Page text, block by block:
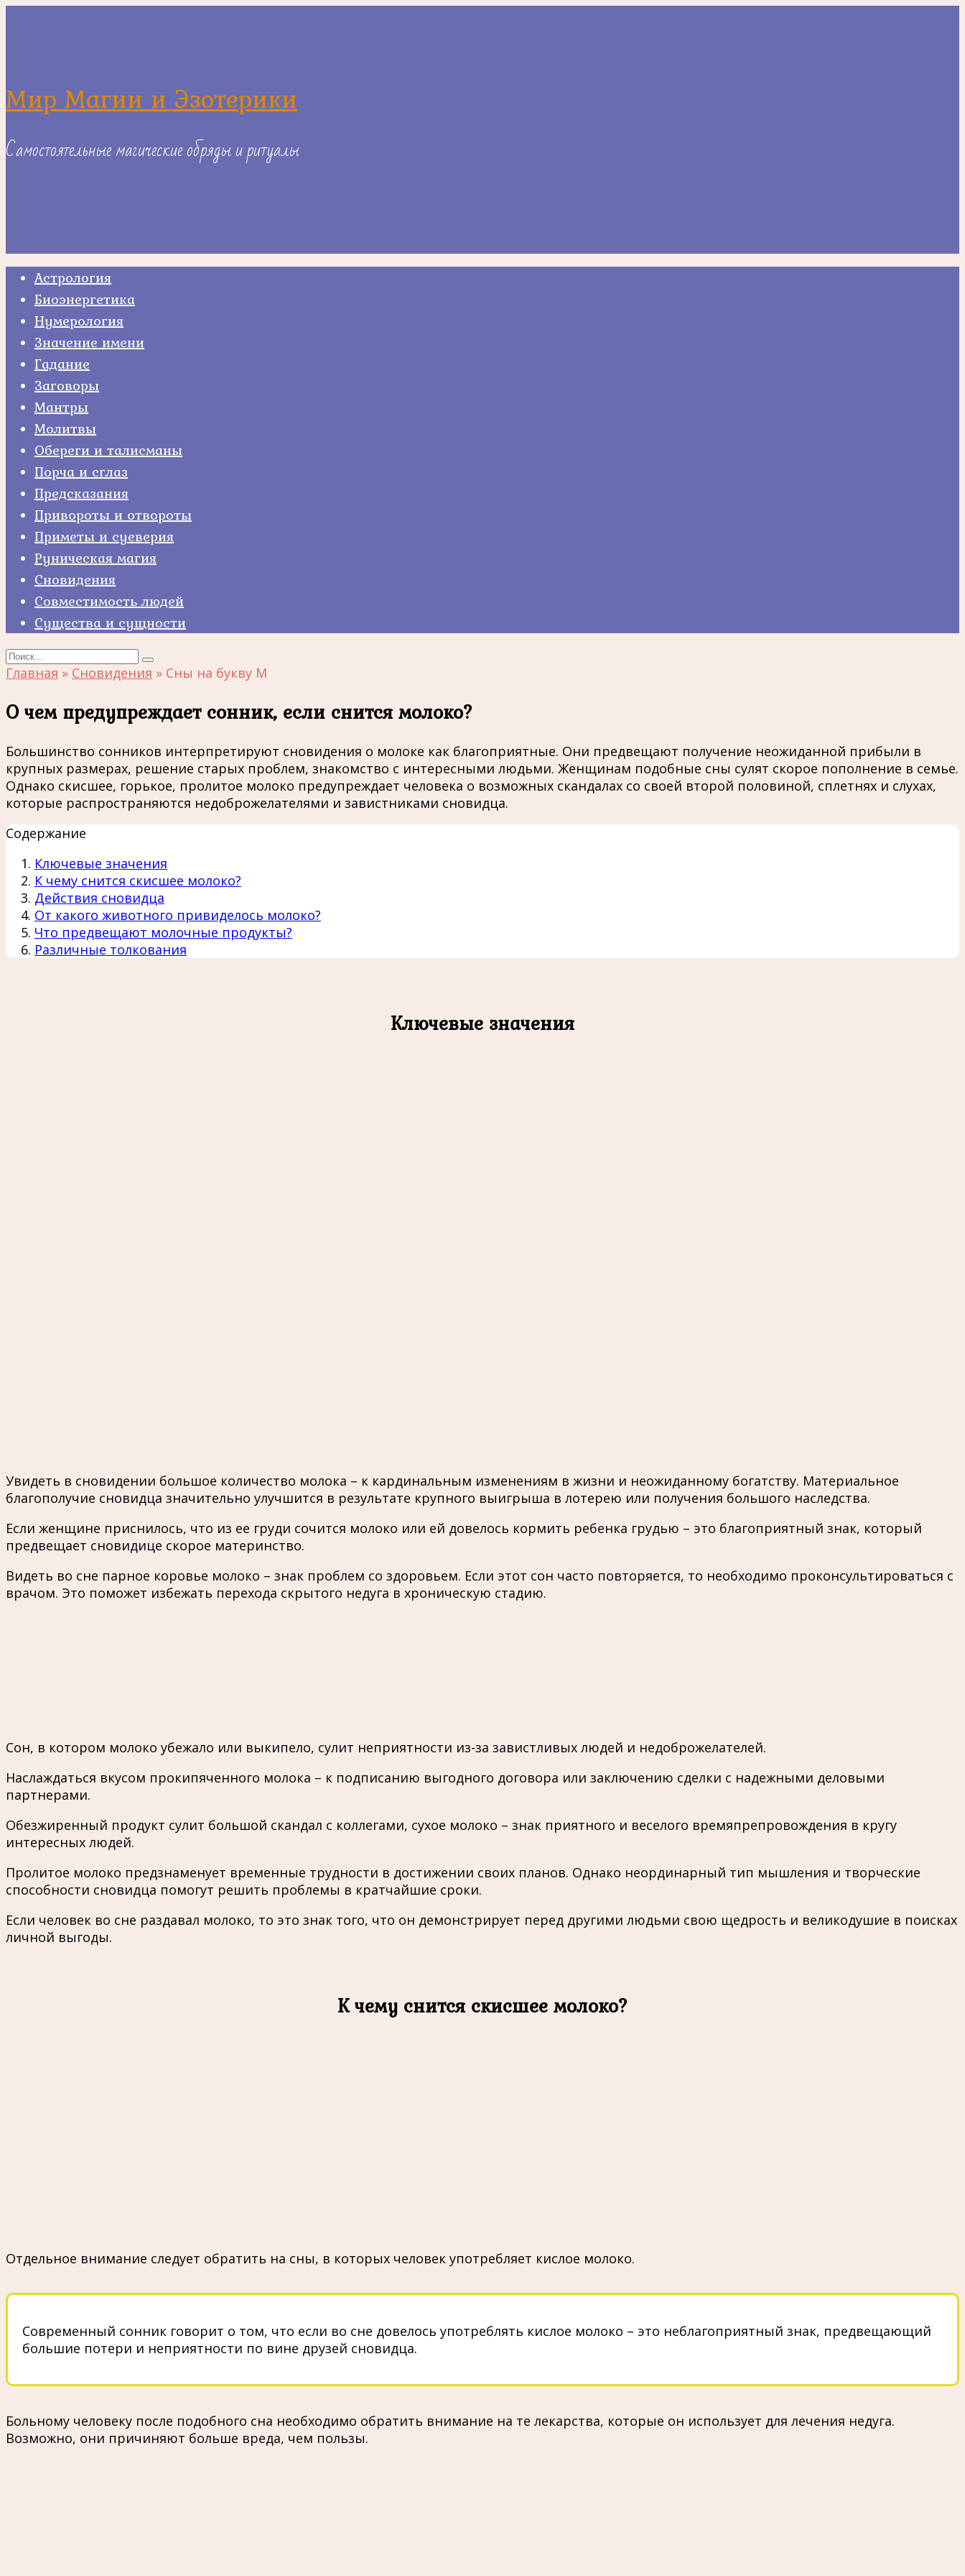
Мир Магии и Эзотерики
Самостоятельные магические обряды и ритуалы
Астрология
Биоэнергетика
Нумерология
Значение имени
Гадание
Заговоры
Мантры
Молитвы
Обереги и талисманы
Порча и сглаз
Предсказания
Привороты и отвороты
Приметы и суеверия
Руническая магия
Сновидения
Совместимость людей
Существа и сущности
Search
for:
Главная » Сновидения » Сны на букву М
О чем предупреждает сонник, если снится молоко?
Большинство сонников интерпретируют сновидения о молоке как благоприятные. Они предвещают получение неожиданной прибыли в
крупных размерах, решение старых проблем, знакомство с интересными людьми. Женщинам подобные сны сулят скорое пополнение в семье.
Однако скисшее, горькое, пролитое молоко предупреждает человека о возможных скандалах со своей второй половиной, сплетнях и слухах,
которые распространяются недоброжелателями и завистниками сновидца.
Содержание
Ключевые значения
К чему снится скисшее молоко?
Действия сновидца
От какого животного привиделось молоко?
Что предвещают молочные продукты?
Различные толкования
Ключевые значения
Увидеть в сновидении большое количество молока – к кардинальным изменениям в жизни и неожиданному богатству. Материальное
благополучие сновидца значительно улучшится в результате крупного выигрыша в лотерею или получения большого наследства.
Если женщине приснилось, что из ее груди сочится молоко или ей довелось кормить ребенка грудью – это благоприятный знак, который
предвещает сновидице скорое материнство.
Видеть во сне парное коровье молоко – знак проблем со здоровьем. Если этот сон часто повторяется, то необходимо проконсультироваться с
врачом. Это поможет избежать перехода скрытого недуга в хроническую стадию.
Сон, в котором молоко убежало или выкипело, сулит неприятности из-за завистливых людей и недоброжелателей.
Наслаждаться вкусом прокипяченного молока – к подписанию выгодного договора или заключению сделки с надежными деловыми
партнерами.
Обезжиренный продукт сулит большой скандал с коллегами, сухое молоко – знак приятного и веселого времяпрепровождения в кругу
интересных людей.
Пролитое молоко предзнаменует временные трудности в достижении своих планов. Однако неординарный тип мышления и творческие
способности сновидца помогут решить проблемы в кратчайшие сроки.
Если человек во сне раздавал молоко, то это знак того, что он демонстрирует перед другими людьми свою щедрость и великодушие в поисках
личной выгоды.
К чему снится скисшее молоко?
Отдельное внимание следует обратить на сны, в которых человек употребляет кислое молоко.
Современный сонник говорит о том, что если во сне довелось употреблять кислое молоко – это неблагоприятный знак, предвещающий
большие потери и неприятности по вине друзей сновидца.
Больному человеку после подобного сна необходимо обратить внимание на те лекарства, которые он использует для лечения недуга.
Возможно, они причиняют больше вреда, чем пользы.